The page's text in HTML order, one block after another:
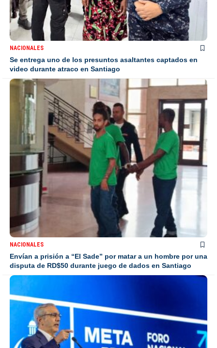
NACIONALES
Se entrega uno de los presuntos asaltantes captados en
video durante atraco en Santiago
NACIONALES
Envían a prisión a “El Sade” por matar a un hombre por una
disputa de RD$50 durante juego de dados en Santiago